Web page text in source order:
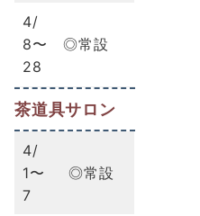
4/
8〜
28
◎常設
茶道具サロン
4/
1〜
7
◎常設